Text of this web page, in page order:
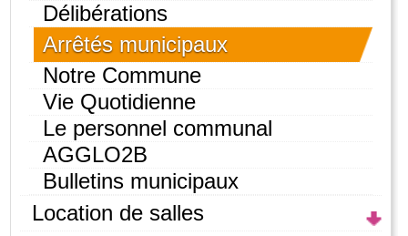
Délibérations
Arrêtés municipaux
Notre Commune
Vie Quotidienne
Le personnel communal
AGGLO2B
Bulletins municipaux
Location de salles